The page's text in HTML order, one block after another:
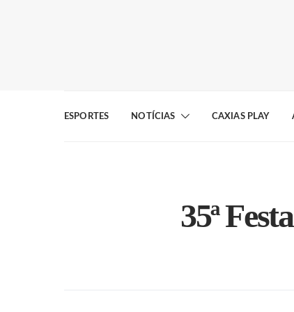
ESPORTES NOTÍCIAS CAXIAS PLAY
35ª